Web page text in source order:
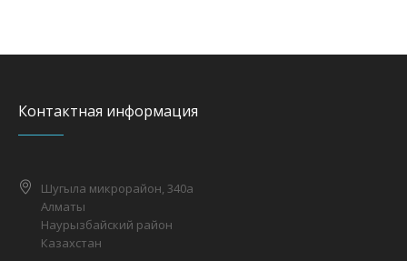
Контактная информация
Шугыла микрорайон, 340а
Алматы
Наурызбайский район
Казахстан